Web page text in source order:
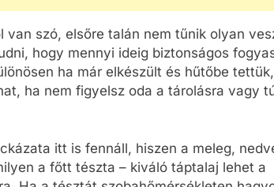
van szó, elsőre talán nem tűnik olyan
hogy mennyi ideig biztonságos
ha már elkészült és hűtőbe tettük,
ha nem figyelsz oda a tárolásra vagy
itt is fennáll, hiszen a meleg,
a főtt tészta – kiváló táptalaj lehet a
kell légzésfigyelőt
babáknál?
Ezelőtt
Hogyan
strapabíró
gyermekeknek?
1 Hét Ezelőtt